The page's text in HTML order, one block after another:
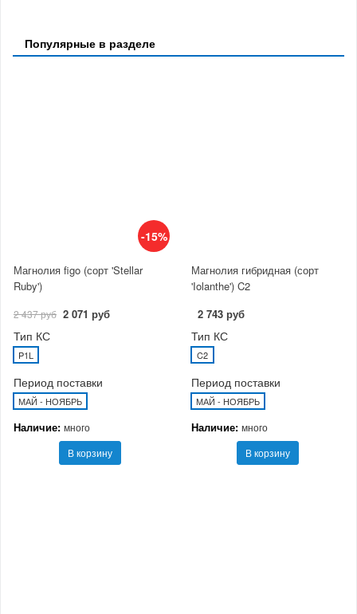
Популярные в разделе
-15%
Магнолия figo (сорт 'Stellar
Ruby')
2 437 руб 2 071 руб
Тип КС
P1L
Период поставки
МАЙ - НОЯБРЬ
Наличие: много
В корзину
Магнолия гибридная (сорт
'Iolanthe') C2
2 743 руб
Тип КС
C2
Период поставки
МАЙ - НОЯБРЬ
Наличие: много
В корзину